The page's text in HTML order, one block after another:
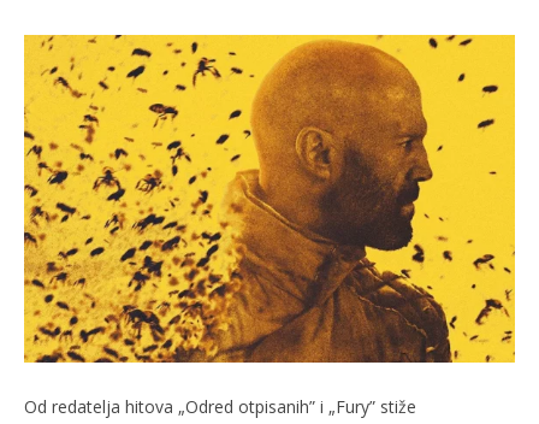
TRENUTNO OTVORENO
Projekcija filma: Pčelar
19.01.2024.
slatina.net
Od redatelja hitova „Odred otpisanih” i „Fury” stiže